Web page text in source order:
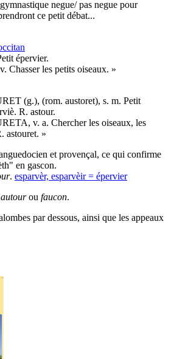
negue/ pas negue pour
ce petit débat...
épervier.
Chasser les petits oiseaux. »
(g.), (rom. austoret), s. m. Petit
R. astour.
v. a. Chercher les oiseaux, les
astouret. »
et provençal, ce qui confirme
en gascon.
. esparvèr, esparvèir = épervier
autourou faucon.
par dessous, ainsi que les appeaux